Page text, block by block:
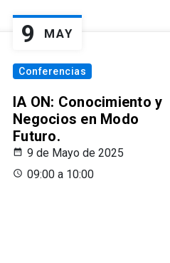
9 MAY
Conferencias
IA ON: Conocimiento y
Negocios en Modo
Futuro.
9 de Mayo de 2025
09:00 a 10:00